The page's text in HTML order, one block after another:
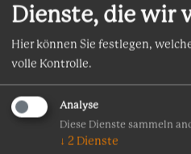
Die Folgen einer
nach Ausmaß sehr
Betroffenen sein. Der
Dienste, die wir
Hier können Sie festlegen,
volle Kontrolle.
Analyse
Diese Dienste sammeln
↓ 2 Dienste